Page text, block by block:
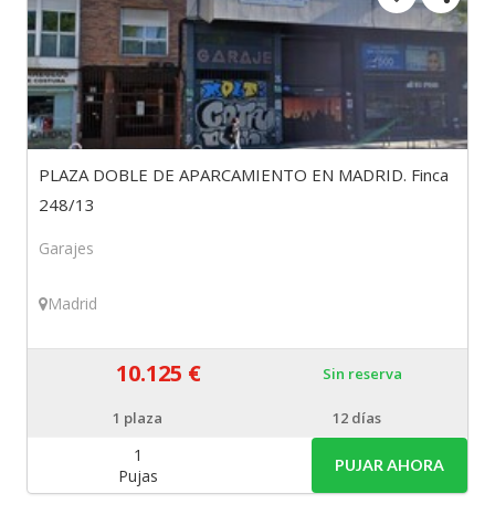
PLAZA DOBLE DE APARCAMIENTO EN MADRID. Finca
248/13
Garajes
Madrid
10.125 € Sin reserva
1 plaza 12 días
1
Pujas
PUJAR AHORA